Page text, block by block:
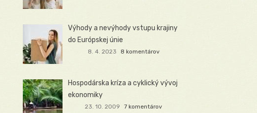
Výhody a nevýhody vstupu krajiny
do Európskej únie
8. 4. 2023 8 komentárov
Hospodárska kríza a cyklický vývoj
ekonomiky
23. 10. 2009 7 komentárov